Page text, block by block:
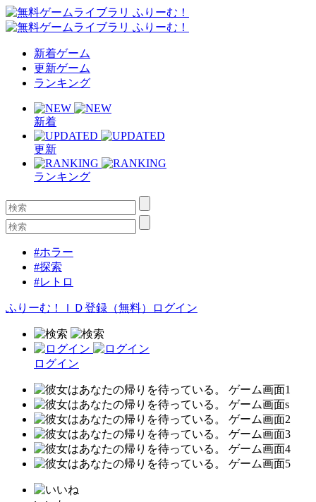
新着ゲーム
更新ゲーム
ランキング
新着
更新
ランキング
#ホラー
#探索
#レトロ
ふりーむ！ＩＤ登録（無料） ログイン
ログイン